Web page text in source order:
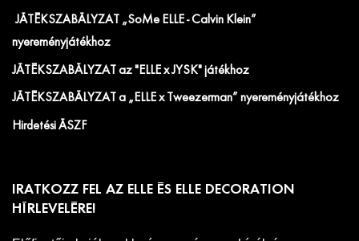
JÁTÉKSZABÁLYZAT „SoMe ELLE - Calvin Klein”
nyereményjátékhoz
JÁTÉKSZABÁLYZAT az "ELLE x JYSK" játékhoz
JÁTÉKSZABÁLYZAT a „ELLE x Tweezerman” nyereményjátékhoz
Hirdetési ÁSZF
IRATKOZZ FEL AZ ELLE ÉS ELLE DECORATION
HÍRLEVELÉRE!